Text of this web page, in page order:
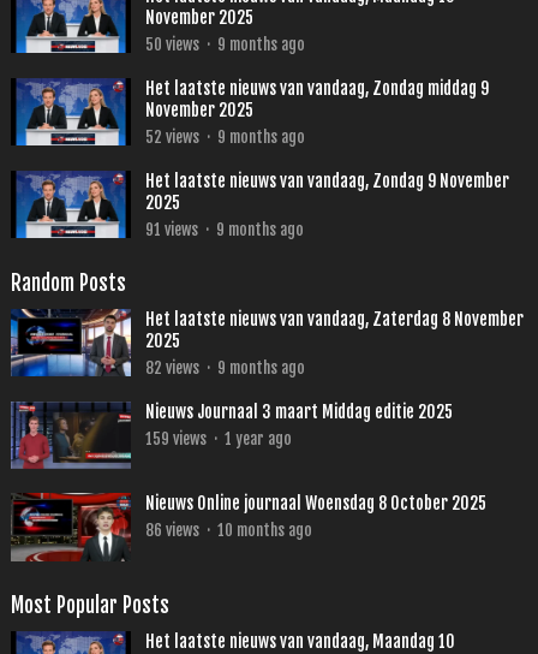
November 2025
50 views · 9 months ago
Het laatste nieuws van vandaag, Zondag middag 9
November 2025
52 views · 9 months ago
Het laatste nieuws van vandaag, Zondag 9 November
2025
91 views · 9 months ago
Random Posts
Het laatste nieuws van vandaag, Zaterdag 8 November
2025
82 views · 9 months ago
Nieuws Journaal 3 maart Middag editie 2025
159 views · 1 year ago
Nieuws Online journaal Woensdag 8 October 2025
86 views · 10 months ago
Most Popular Posts
Het laatste nieuws van vandaag, Maandag 10